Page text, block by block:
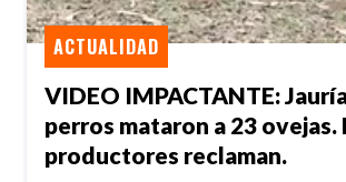
VIDEO IMPACTANTE:
perros mataron a 23 ovejas.
productores reclaman.
ACTUALIDAD